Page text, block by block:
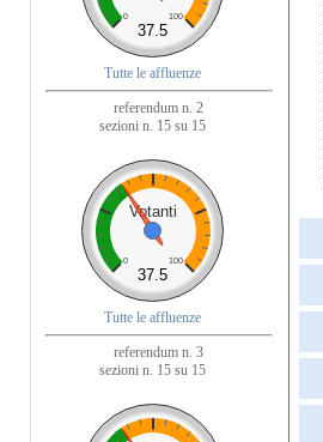
0 100
37.5
Tutte le affluenze
referendum n. 2
sezioni n. 15 su 15
Votanti
0 100
37.5
Tutte le affluenze
referendum n. 3
sezioni n. 15 su 15